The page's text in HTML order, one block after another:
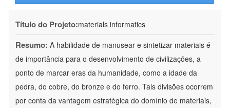
Título do Projeto:materials informatics
Resumo: A habilidade de manusear e sintetizar materiais é
de importância para o desenvolvimento de civilizações, a
ponto de marcar eras da humanidade, como a idade da
pedra, do cobre, do bronze e do ferro. Tais divisões ocorrem
por conta da vantagem estratégica do domínio de materiais,